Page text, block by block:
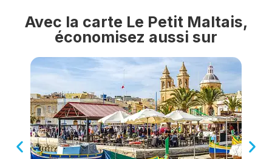
Avec la carte Le Petit Maltais,
économisez aussi sur